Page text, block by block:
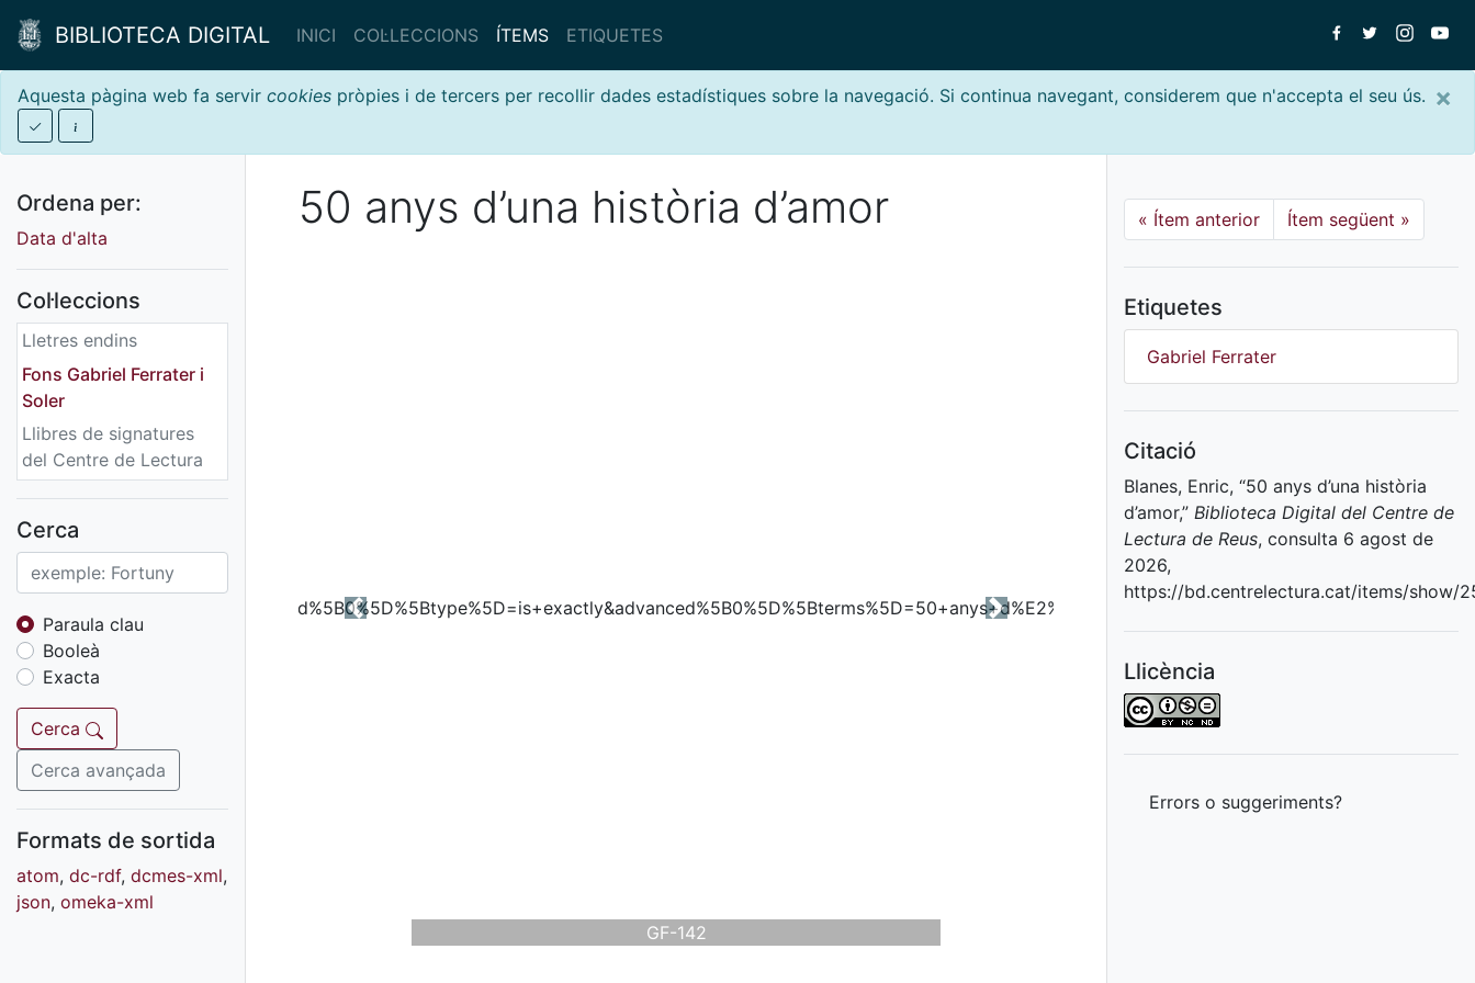
BIBLIOTECA DIGITAL INICI COL·LECCIONS ÍTEMS ETIQUETES
×
Aquesta pàgina web fa servir cookies pròpies i de tercers per recollir dades estadístiques sobre la navegació. Si continua navegant, considerem que n'accepta el seu ús.
Ordena per:
Data d'alta
Col·leccions
Lletres endins
Fons Gabriel Ferrater i
Soler
Llibres de signatures
del Centre de Lectura
Fons sonor de Ràdio
Reus
Cartells
Fons audiovisual
Fons local
Fons sonor
Goigs
Fons fotogràfic
Fons d'art
Cerca
Paraula clau
Booleà
Exacta
Cerca
Cerca avançada
Formats de sortida
atom, dc-rdf, dcmes-xml,
json, omeka-xml
50 anys d’una història d’amor
GF-142
Previous Next
« Ítem anterior Ítem següent »
Etiquetes
Gabriel Ferrater
Citació
Blanes, Enric, “50 anys d’una història
d’amor,” Biblioteca Digital del Centre de
Lectura de Reus, consulta 6 agost de
2026,
https://bd.centrelectura.cat/items/show/
Llicència
Errors o suggeriments?